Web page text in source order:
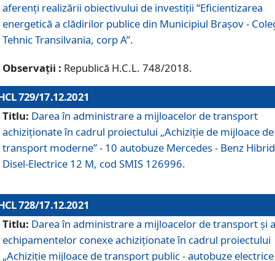
aferenți realizării obiectivului de investiții “Eficientizarea
energetică a clădirilor publice din Municipiul Brașov -
Tehnic Transilvania, corp A”.
Observații : Republică H.C.L. 748/2018.
729/17.12.2021
Titlu: Darea în administrare a mijloacelor de transport
achiziționate în cadrul proiectului „Achiziţie de mijloace de
transport moderne” - 10 autobuze Mercedes - Benz Hibrid
Disel-Electrice 12 M, cod SMIS 126996.
728/17.12.2021
Titlu: Darea în administrare a mijloacelor de transport și a
echipamentelor conexe achiziționate în cadrul proiectului
„Achiziție mijloace de transport public - autobuze